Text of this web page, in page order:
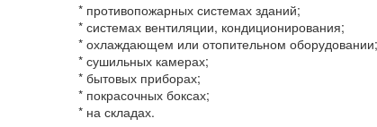
* противопожарных системах зданий;
* системах вентиляции, кондиционирования;
* охлаждающем или отопительном оборудовании;
* сушильных камерах;
* бытовых приборах;
* покрасочных боксах;
* на складах.